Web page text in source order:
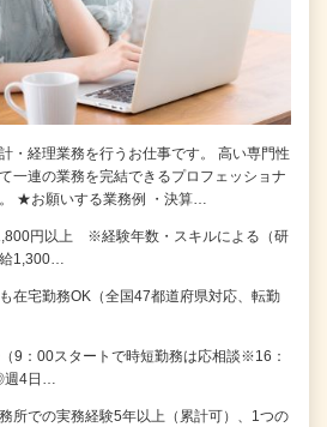
・経理業務を行うお仕事です。 高い専門性
一連の業務を完結できるプロフェッショナ
★お願いする業務例 ・決算…
円以上 ※経験年数・スキルによる（研
1,300…
在宅勤務OK（全国47都道府県対応、転勤
9：00スタートで時短勤務は応相談※16：
4日…
務所での実務経験5年以上（累計可）、1つの